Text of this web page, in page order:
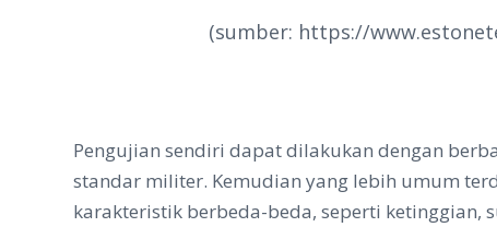
(sumber: https://
Pengujian sendiri dapat dilakukan dengan
standar militer. Kemudian yang lebih umum
karakteristik berbeda-beda, seperti ketinggian,